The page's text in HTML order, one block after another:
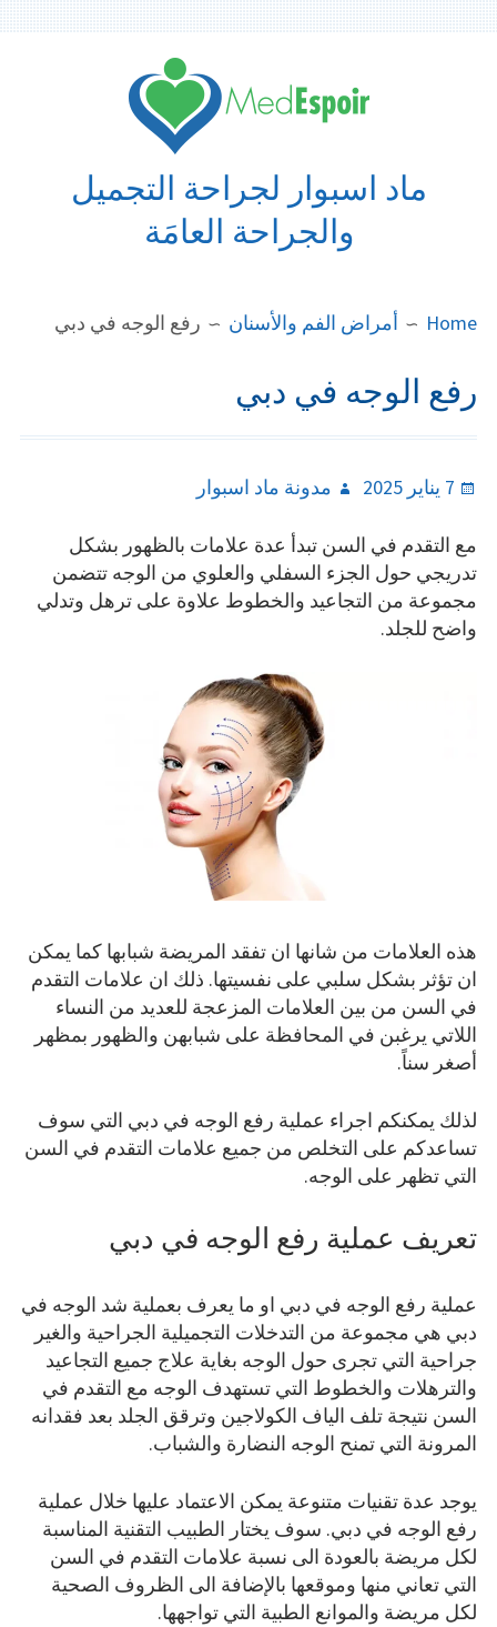
ماد اسبوار لجراحة التجميل
والجراحة العامَة
Home أمراض الفم والأسنان رفع الوجه في دبي
رفع الوجه في دبي
Posted
7 يناير 2025 Author
مدونة ماد اسبوار
مع التقدم في السن تبدأ عدة علامات بالظهور بشكل
تدريجي حول الجزء السفلي والعلوي من الوجه تتضمن
مجموعة من التجاعيد والخطوط علاوة على ترهل وتدلي
واضح للجلد.
هذه العلامات من شانها ان تفقد المريضة شبابها كما يمكن
ان تؤثر بشكل سلبي على نفسيتها. ذلك ان علامات التقدم
في السن من بين العلامات المزعجة للعديد من النساء
اللاتي يرغبن في المحافظة على شبابهن والظهور بمظهر
أصغر سناً.
لذلك يمكنكم اجراء عملية رفع الوجه في دبي التي سوف
تساعدكم على التخلص من جميع علامات التقدم في السن
التي تظهر على الوجه.
تعريف عملية رفع الوجه في دبي
عملية رفع الوجه في دبي او ما يعرف بعملية شد الوجه في
دبي هي مجموعة من التدخلات التجميلية الجراحية والغير
جراحية التي تجرى حول الوجه بغاية علاج جميع التجاعيد
والترهلات والخطوط التي تستهدف الوجه مع التقدم في
السن نتيجة تلف الياف الكولاجين وترقق الجلد بعد فقدانه
المرونة التي تمنح الوجه النضارة والشباب.
يوجد عدة تقنيات متنوعة يمكن الاعتماد عليها خلال عملية
رفع الوجه في دبي. سوف يختار الطبيب التقنية المناسبة
لكل مريضة بالعودة الى نسبة علامات التقدم في السن
التي تعاني منها وموقعها بالإضافة الى الظروف الصحية
لكل مريضة والموانع الطبية التي تواجهها.